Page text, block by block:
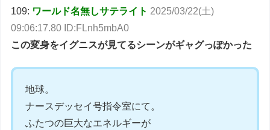
109: ワールド名無しサテライト 2025/03/22(土)
09:06:17.80 ID:FLnh5mbA0
この変身をイグニスが見てるシーンがギャグっぽかった
地球。
ナースデッセイ号指令室にて。
ふたつの巨大なエネルギーが